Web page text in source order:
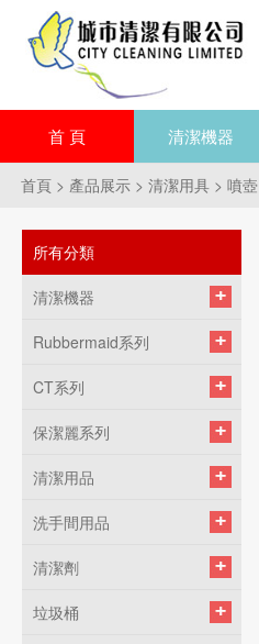
首 頁 清潔機器
首頁 > 產品展示 > 清潔用具 > 噴壺
所有分類
清潔機器
Rubbermaid系列
CT系列
保潔麗系列
清潔用品
洗手間用品
清潔劑
垃圾桶